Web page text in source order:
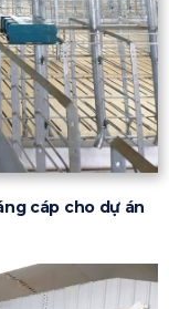
cáp cho dự án